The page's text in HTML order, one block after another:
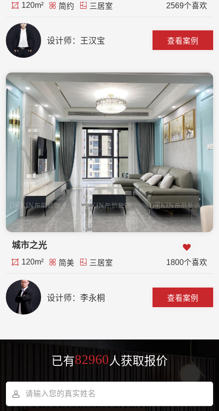
120m² 简约 三居室 2569个喜欢
设计师：王汉宝 查看案例
城市之光
120m² 简美 三居室 1800个喜欢
设计师：李永桐 查看案例
已有82960人获取报价